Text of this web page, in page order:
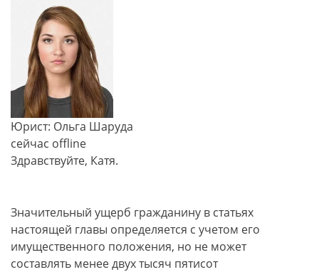
Юрист: Ольга Шаруда
сейчас offline
Здравствуйте, Катя.
Значительный ущерб гражданину в статьях
настоящей главы определяется с учетом его
имущественного положения, но не может
составлять менее двух тысяч пятисот